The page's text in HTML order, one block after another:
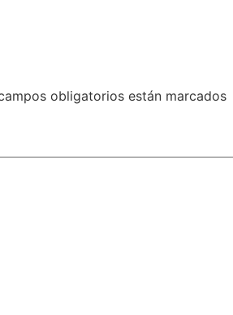
obligatorios están marcados